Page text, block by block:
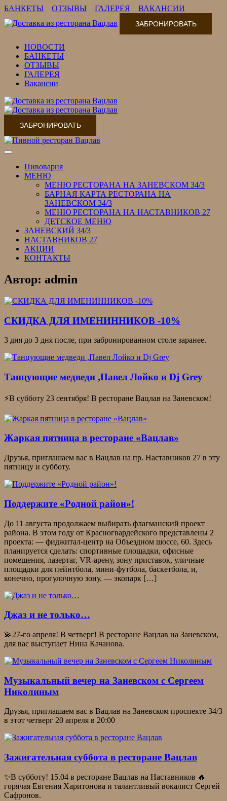
БАНКЕТЫ ОТЗЫВЫ ГАЛЕРЕЯ ВАКАНСИИ
ЗАБРОНИРОВАТЬ
НОВОСТИ
БАНКЕТЫ
ОТЗЫВЫ
ГАЛЕРЕЯ
Вакансии
ЗАБРОНИРОВАТЬ
Переключить
навигациюПивоварня
МЕНЮ
МЕНЮ РЕСТОРАНА НА ЗАНЕВСКОМ 34/3
БАРНАЯ КАРТА РЕСТОРАНА НА
ЗАНЕВСКОМ 34/3
МЕНЮ РЕСТОРАНА НА НАСТАВНИКОВ 27
ДЕТСКОЕ МЕНЮ
ЗАНЕВСКИЙ 34/3
НАСТАВНИКОВ 27
АКЦИИ
КОНТАКТЫ
Автор: admin
СКИДКА ДЛЯ ИМЕНИННИКОВ -10%
3 дня до 3 дня после, при забронированном столе заранее.
Танцующие медведи ,Павел Лойко и Dj Grey
⚡В субботу 23 сентября! В ресторане Вацлав на Заневском!
Жаркая пятница в ресторане «Вацлав»
Друзья, приглашаем вас в Вацлав на пр. Наставников 27 в эту
пятницу и субботу.
Поддержите «Родной район»!
До 11 августа продолжаем выбирать флагманский проект
района. В этом году от Красногвардейского представлены 2
проекта: — фиджитал-центр на Объездном шоссе, 60. Здесь
планируется сделать: спортивные площадки, офисные
помещения, лазертаг, VR-арену, зону приставок, уличные
площадки для пейнтбола, мини-футбола, баскетбола, и,
конечно, прогулочную зону. — экопарк […]
Джаз и не только…
💫27-го апреля! В четверг! В ресторане Вацлав на Заневском,
для вас выступает Нина Качанова.
Музыкальный вечер на Заневском с Сергеем
Николиным
Друзья, приглашаем вас в Вацлав на Заневском проспекте 34/3
в этот четверг 20 апреля в 20:00
Зажигательная суббота в ресторане Вацлав
✨В субботу! 15.04 в ресторане Вацлав на Наставников 🔥
горячая Евгения Харитонова и талантливый вокалист Сергей
Сафронов.